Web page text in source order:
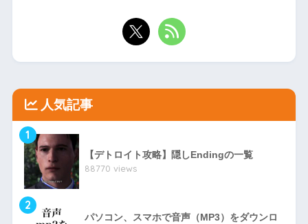
人気記事
1
【デトロイト攻略】隠しEndingの一覧
88770 views
2
パソコン、スマホで音声（MP3）をダウンロ